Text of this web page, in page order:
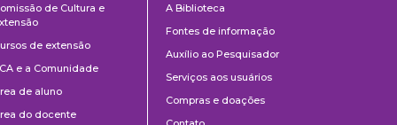
de Cultura e
de extensão
e a Comunidade
de aluno
do docente
A Biblioteca
Fontes de informação
Auxílio ao Pesquisador
Serviços aos usuários
Compras e doações